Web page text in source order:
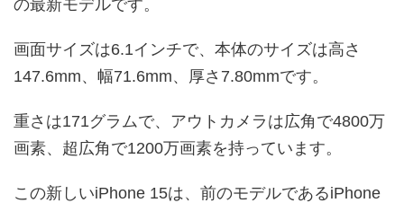
の最新モデルです。
画面サイズは6.1インチで、本体のサイズは高さ
147.6mm、幅71.6mm、厚さ7.80mmです。
重さは171グラムで、アウトカメラは広角で4800万
画素、超広角で1200万画素を持っています。
この新しいiPhone 15は、前のモデルであるiPhone